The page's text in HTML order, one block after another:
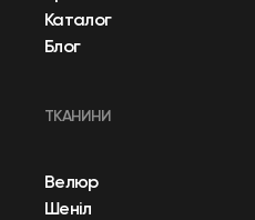
Каталог
Блог
ТКАНИНИ
Велюр
Шеніл